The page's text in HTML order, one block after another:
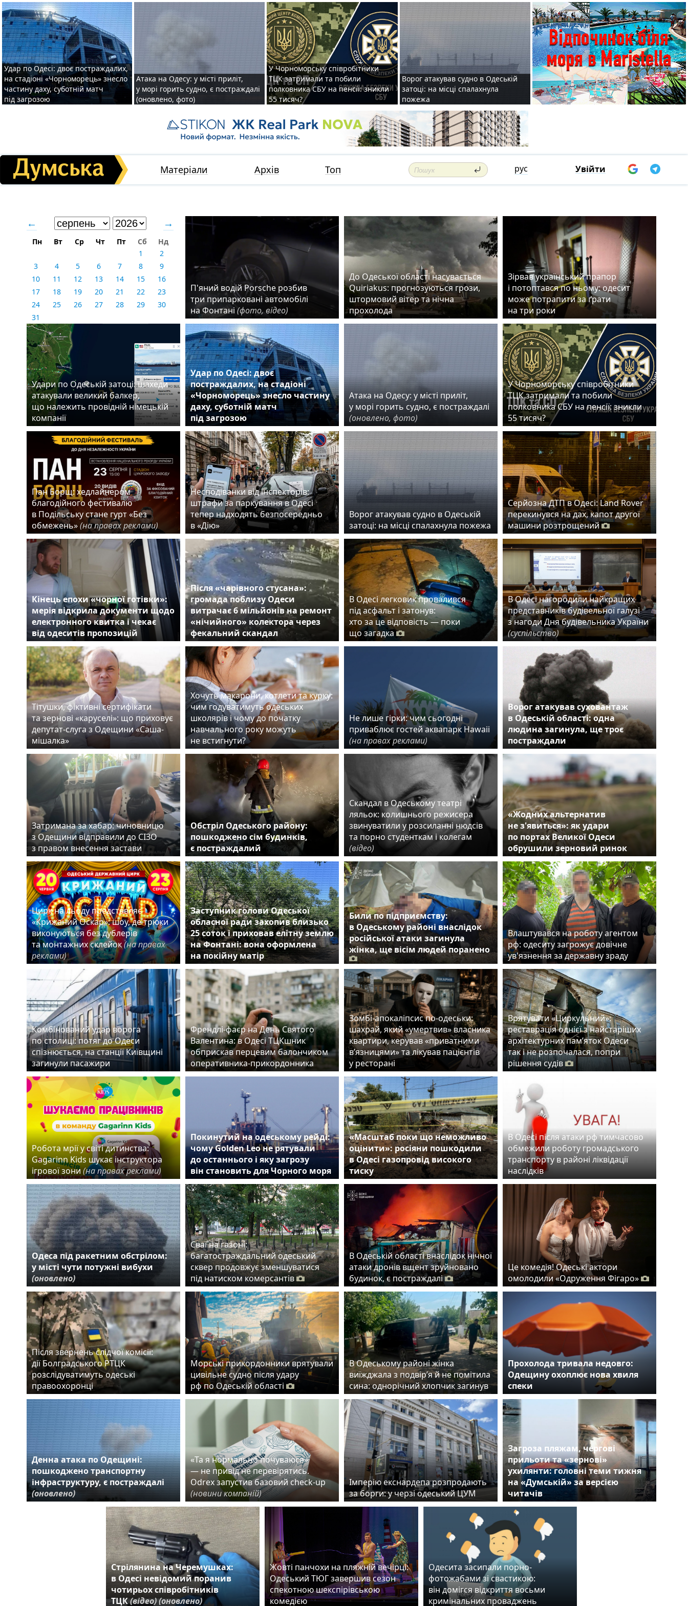
Удар по Одесі: двоє постраждалих,
на стадіоні «Чорноморець» знесло
частину даху, суботній матч
під загрозою
Атака на Одесу: у місті приліт,
у морі горить судно, є постраждалі
(оновлено, фото)
У Чорноморську співробітники
ТЦК затримали та побили
полковника СБУ на пенсії: зникли
55 тисяч?
Ворог атакував судно в Одеській
затоці: на місці спалахнула
пожежа
Матеріали Архів Топ рус Увійти
← →
Пн Вт Ср Чт Пт Сб
Нд
1
2
3
4 5 6 7 8
9
10
11 12 13 14 15
16
17
18 19 20 21 22
23
24
25 26 27 28 29
30
31
П'яний водій Porsche розбив
три припарковані автомобілі
на Фонтані (фото, відео)
До Одеської області насувається
Quiriakus: прогнозуються грози,
штормовий вітер та нічна
прохолода
Зірвав український прапор
і потоптався по ньому: одесит
може потрапити за ґрати
на три роки
Удари по Одеській затоці: шахеди
атакували великий балкер,
що належить провідній німецькій
компанії
Удар по Одесі: двоє
постраждалих, на стадіоні
«Чорноморець» знесло частину
даху, суботній матч
під загрозою
Атака на Одесу: у місті приліт,
у морі горить судно, є постраждалі
(оновлено, фото)
У Чорноморську співробітники
ТЦК затримали та побили
полковника СБУ на пенсії: зникли
55 тисяч?
Пан Борщ: хедлайнером
благодійного фестивалю
в Подільську стане гурт «Без
обмежень»(на правах реклами)
Несподіванки від інспекторів:
штрафи за паркування в Одесі
тепер надходять безпосередньо
в «Дію»
Ворог атакував судно в Одеській
затоці: на місці спалахнула пожежа
Серйозна ДТП в Одесі: Land Rover
перекинувся на дах, капот другої
машини розтрощений
Кінець епохи «чорної готівки»:
мерія відкрила документи щодо
електронного квитка і чекає
від одеситів пропозицій
Після «чарівного стусана»:
громада поблизу Одеси
витрачає 6 мільйонів на ремонт
«нічийного» колектора через
фекальний скандал
В Одесі легковик провалився
під асфальт і затонув:
хто за це відповість — поки
що загадка
В Одесі нагородили найкращих
представників будівельної галузі
з нагоди Дня будівельника України
(суспільство)
Тітушки, фіктивні сертифікати
та зернові «каруселі»: що приховує
депутат-слуга з Одещини «Саша-
мішалка»
Хочуть макарони, котлети та курку:
чим годуватимуть одеських
школярів і чому до початку
навчального року можуть
не встигнути?
Не лише гірки: чим сьогодні
приваблює гостей аквапарк Hawaii
(на правах реклами)
Ворог атакував суховантаж
в Одеській області: одна
людина загинула, ще троє
постраждали
Затримана за хабар: чиновницю
з Одещини відправили до СІЗО
з правом внесення застави
Обстріл Одеського району:
пошкоджено сім будинків,
є постраждалий
Скандал в Одеському театрі
ляльок: колишнього режисера
звинуватили у розсиланні нюдсів
та порно студенткам і колегам
(відео)
«Жодних альтернатив
не з'явиться»: як удари
по портах Великої Одеси
обрушили зерновий ринок
Цирк на льоду представляє
«Крижаний Оскар»: шоу, де трюки
виконуються без дублерів
та монтажних склейок(на правах
реклами)
Заступник голови Одеської
обласної ради захопив близько
25 соток і приховав елітну землю
на Фонтані: вона оформлена
на покійну матір
Били по підприємству:
в Одеському районі внаслідок
російської атаки загинула
жінка, ще вісім людей поранено
Влаштувався на роботу агентом
рф: одеситу загрожує довічне
ув'язнення за державну зраду
Комбінований удар ворога
по столиці: потяг до Одеси
спізнюється, на станції Київщині
загинули пасажири
Френдлі-фаєр на День Святого
Валентина: в Одесі ТЦКшник
обприскав перцевим балончиком
оперативника-прикордонника
Зомбі-апокаліпсис по-одеськи:
шахрай, який «умертвив» власника
квартири, керував «приватними
в’язницями» та лікував пацієнтів
у ресторані
Врятувати «Циркульний»:
реставрація однієї з найстаріших
архітектурних пам’яток Одеси
так і не розпочалася, попри
рішення судів
Робота мрії у світі дитинства:
Gagarinn Kids шукає інструктора
ігрової зони(на правах реклами)
Покинутий на одеському рейді:
чому Golden Leo не рятували
до останнього і яку загрозу
він становить для Чорного моря
«Масштаб поки що неможливо
оцінити»: росіяни пошкодили
в Одесі газопровід високого
тиску
В Одесі після атаки рф тимчасово
обмежили роботу громадського
транспорту в районі ліквідації
наслідків
Одеса під ракетним обстрілом:
у місті чути потужні вибухи
(оновлено)
Сваї на газоні:
багатостраждальний одеський
сквер продовжує зменшуватися
під натиском комерсантів
В Одеській області внаслідок нічної
атаки дронів вщент зруйновано
будинок, є постраждалі
Це комедія! Одеські актори
омолодили «Одруження Фігаро»
Після звернень слідчої комісії:
дії Болградського РТЦК
розслідуватимуть одеські
правоохоронці
Морські прикордонники врятували
цивільне судно після удару
рф по Одеській області
В Одеському районі жінка
виїжджала з подвір’я й не помітила
сина: однорічний хлопчик загинув
Прохолода тривала недовго:
Одещину охоплює нова хвиля
спеки
Денна атака по Одещині:
пошкоджено транспортну
інфраструктуру, є постраждалі
(оновлено)
«Та я нормально почуваюся»
— не привід не перевірятись.
Odrex запустив базовий check-up
(новини компаній)
Імперію екснардепа розпродають
за борги: у черзі одеський ЦУМ
Загроза пляжам, чергові
прильоти та «зернові»
ухилянти: головні теми тижня
на «Думській» за версією
читачів
Стрілянина на Черемушках:
в Одесі невідомий поранив
чотирьох співробітників
ТЦК(відео)(оновлено)
Жовті панчохи на пляжній вечірці:
Одеський ТЮГ завершив сезон
спекотною шекспірівською
комедією
Одесита засипали порно-
фотожабами зі свастикою:
він домігся відкриття восьми
кримінальних проваджень